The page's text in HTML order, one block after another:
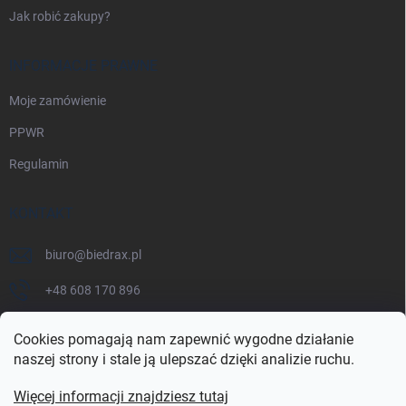
Cookies pomagają nam zapewnić wygodne działanie
naszej strony i stale ją ulepszać dzięki analizie ruchu.
Więcej informacji znajdziesz tutaj
Jak robić zakupy?
INFORMACJE PRAWNE
Moje zamówienie
PPWR
Regulamin
KONTAKT
biuro@biedrax.pl
+48 608 170 896